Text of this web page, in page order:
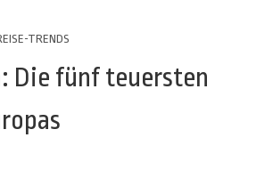
TRENDS
Die fünf teuersten